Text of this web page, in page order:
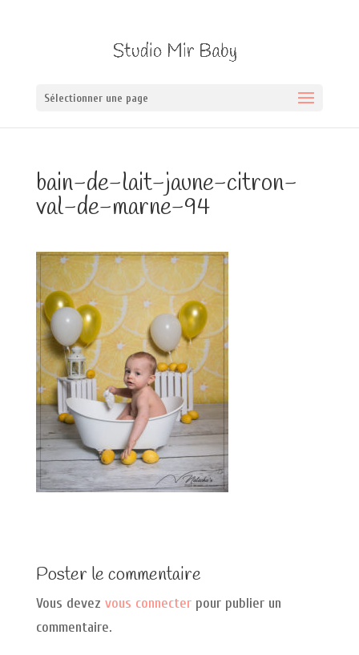
Sélectionner une page
bain-de-lait-jaune-citron-
val-de-marne-94
Poster le commentaire
Vous devez vous connecterpour publier un
commentaire.